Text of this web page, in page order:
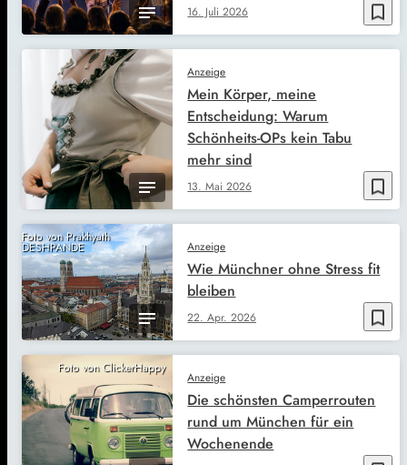
bookmark_border
16. Juli 2026
bookmark_border
Anzeige
13. Mai 2026
Mein Körper, meine
Entscheidung: Warum
Schönheits-OPs kein Tabu
mehr sind
Foto von Prakhyath
DESHPANDE
bookmark_border
Anzeige
22. Apr. 2026
Wie Münchner ohne Stress fit
bleiben
Foto von ClickerHappy
Anzeige
Die schönsten Camperrouten
rund um München für ein
Wochenende